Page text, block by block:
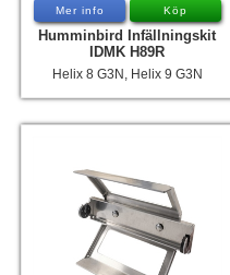
Mer info Köp
Humminbird Infällningskit
IDMK H89R
Helix 8 G3N, Helix 9 G3N